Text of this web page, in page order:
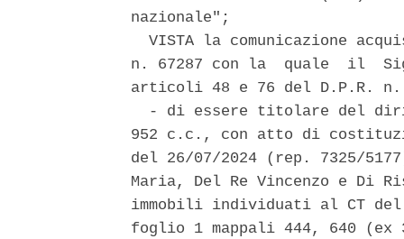
nazionale";
VISTA la comunicazione
n. 67287 con la  quale  il
articoli 48 e 76 del D.P.R.
- di essere titolare del
952 c.c., con atto di
del 26/07/2024 (rep. 7325/
Maria, Del Re Vincenzo e Di
immobili individuati al CT del
foglio 1 mappali 444, 640